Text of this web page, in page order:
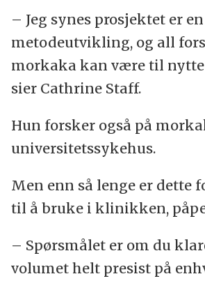
– Jeg synes prosjektet er
metodeutvikling, og all
morkaka kan være til
sier Cathrine Staff.
Hun forsker også på
universitetssykehus.
Men enn så lenge er dette
til å bruke i klinikken,
– Spørsmålet er om du
volumet helt presist på